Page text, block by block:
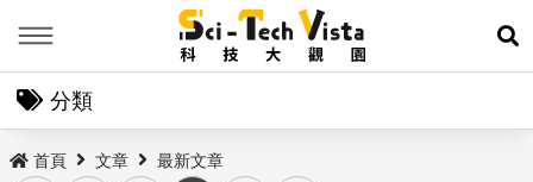
展
分類
首頁 文章 最新文章